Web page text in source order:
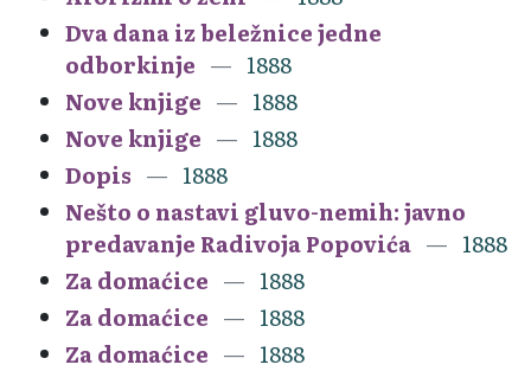
Dva dana iz beležnice jedne
odborkinje
1888
Nove knjige
1888
Nove knjige
1888
Dopis
1888
Nešto o nastavi gluvo-nemih: javno
predavanje Radivoja Popovića
1888
Za domaćice
1888
Za domaćice
1888
Za domaćice
1888